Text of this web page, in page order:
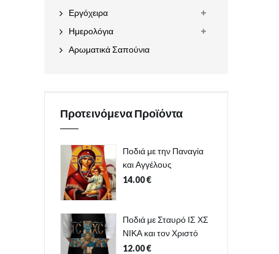
Εργόχειρα
Ημερολόγια
Αρωματικά Σαπούνια
Προτεινόμενα Προϊόντα
Ποδιά με την Παναγία
και Αγγέλους
14.00€
Ποδιά με Σταυρό ΙΣ ΧΣ
ΝΙΚΑ και τον Χριστό
12.00€